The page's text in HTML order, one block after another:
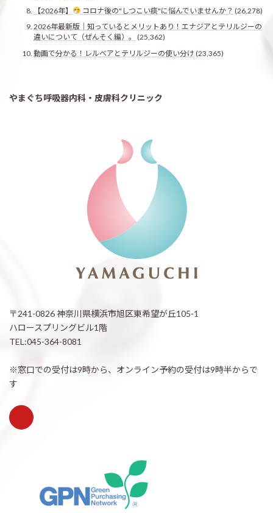
【2026年】
コロナ後の"しつこい痰"に悩んでいませんか？ (26,278)
2026年最新版｜知っているとメリットあり！エナジアとテリルジーの
違いについて（ぜんそく編）。
(25,362)
動画で分かる！レルベアとテリルジーの使い分け (23,365)
やまぐち呼吸器内科・皮膚科クリニック
〒241-0826 神奈川県横浜市旭区東希望が丘105-1
ハロースプリングビル1階
TEL:045-364-8081
※窓口での受付は9時から、オンライン予約の受付は9時半からで
す